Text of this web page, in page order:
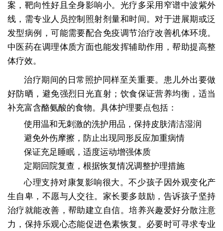
案，靶向性好且全身影响小。光疗多采用窄谱中波紫外
线，需专业人员控制照射剂量和时间。对于进展期或泛
发型病例，可能需要配合免疫调节治疗改善机体环境。
中医药在调理体质方面也能发挥辅助作用，帮助提高整
体疗效。
治疗期间的日常照护同样至关重要。患儿外出要做
好防晒，避免强烈日光直射；饮食保证营养均衡，适当
补充富含酪氨酸的食物。具体护理要点包括：
使用温和无刺激的洗护用品，保持皮肤清洁湿润
避免外伤摩擦，防止出现同形反应加重病情
保证充足睡眠，适度运动增强体质
定期回院复查，根据恢复情况调整护理措施
心理支持对康复影响很大。不少孩子因外观变化产
生自卑，不愿与人交往。家长要多鼓励，告诉孩子坚持
治疗就能改善，帮助建立自信。培养兴趣爱好分散注意
力，保持乐观心态能促进色素恢复。必要时可寻求专业